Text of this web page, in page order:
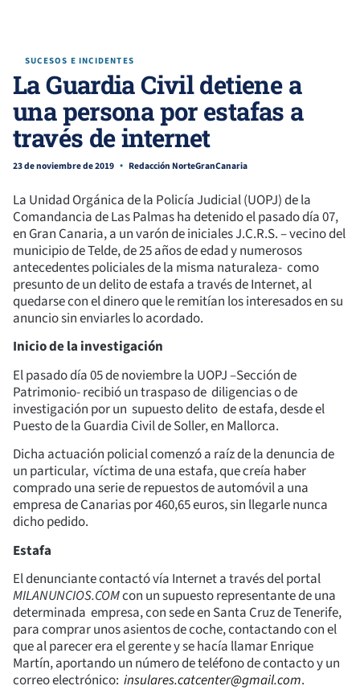
SUCESOS E INCIDENTES
La Guardia Civil detiene a
una persona por estafas a
través de internet
23 de noviembre de 2019 Redacción NorteGranCanaria
La Unidad Orgánica de la Policía Judicial (UOPJ) de la
Comandancia de Las Palmas ha detenido el pasado día 07,
en Gran Canaria, a un varón de iniciales J.C.R.S. – vecino del
municipio de Telde, de 25 años de edad y numerosos
antecedentes policiales de la misma naturaleza- como
presunto de un delito de estafa a través de Internet, al
quedarse con el dinero que le remitían los interesados en su
anuncio sin enviarles lo acordado.
Inicio de la investigación
El pasado día 05 de noviembre la UOPJ –Sección de
Patrimonio- recibió un traspaso de diligencias o de
investigación por un supuesto delito de estafa, desde el
Puesto de la Guardia Civil de Soller, en Mallorca.
Dicha actuación policial comenzó a raíz de la denuncia de
un particular, víctima de una estafa, que creía haber
comprado una serie de repuestos de automóvil a una
empresa de Canarias por 460,65 euros, sin llegarle nunca
dicho pedido.
Estafa
El denunciante contactó vía Internet a través del portal
MILANUNCIOS.COMcon un supuesto representante de una
determinada empresa, con sede en Santa Cruz de Tenerife,
para comprar unos asientos de coche, contactando con el
que al parecer era el gerente y se hacía llamar Enrique
Martín, aportando un número de teléfono de contacto y un
correo electrónico: insulares.catcenter@gmail.com.